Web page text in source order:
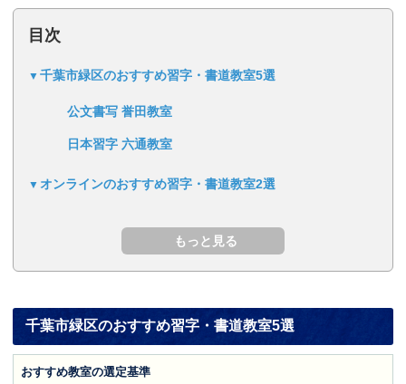
目次
千葉市緑区のおすすめ習字・書道教室5選
公文書写 誉田教室
日本習字 六通教室
オンラインのおすすめ習字・書道教室2選
千葉市緑区のおすすめ習字・書道教室5選
おすすめ教室の選定基準